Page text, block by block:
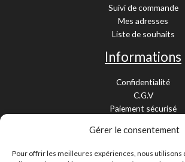
Gérer le consentement
Pour offrir les meilleures expériences, nous utilisons
Suivi de commande
Mes adresses
Liste de souhaits
Informations
Confidentialité
C.G.V
Paiement sécurisé
Livraison et retour